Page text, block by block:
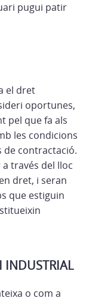
pugui patir
el dret
oportunes,
pel que fa als
les condicions
de contractació.
través del lloc
dret, i seran
que estiguin
INDUSTRIAL
o com a